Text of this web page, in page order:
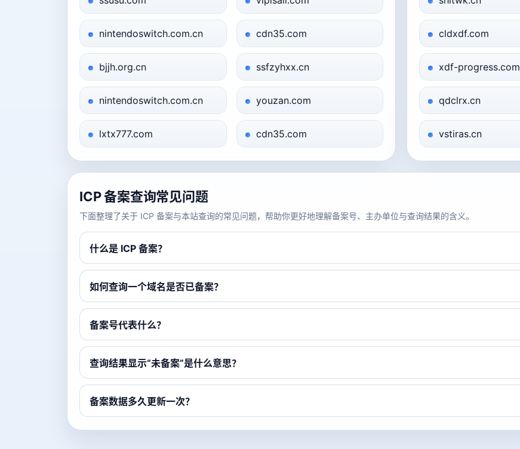
nintendoswitch.com.cn cdn35.com
bjjh.org.cn ssfzyhxx.cn
nintendoswitch.com.cn youzan.com
lxtx777.com cdn35.com
cldxdf.com
xdf-progress.com
qdclrx.cn
vstiras.cn
ICP 备案查询常见问题
下面整理了关于 ICP 备案与本站查询的常见问题，帮助你更好地理解备案号、主办单位与查询结果的含义。
什么是 ICP 备案？
如何查询一个域名是否已备案？
备案号代表什么？
查询结果显示“未备案”是什么意思？
备案数据多久更新一次？